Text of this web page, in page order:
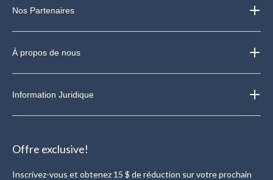
Nos Partenaires
À propos de nous
Information Juridique
Offre exclusive!
Inscrivez-vous et obtenez 15 $ de réduction sur votre prochain